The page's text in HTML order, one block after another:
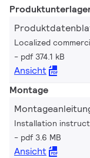
Localized
pdf 374.1 kB
Ansicht
Montage
Installation
pdf 3.6 MB
Ansicht